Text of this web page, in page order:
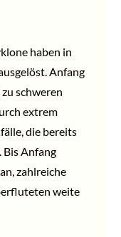
haben in
Anfang
schweren
extrem
die bereits
Bis Anfang
zahlreiche
weite